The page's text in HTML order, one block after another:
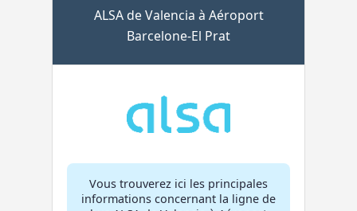
ALSA de Valencia à Aéroport
Barcelone-El Prat
Vous trouverez ici les principales
informations concernant la ligne de